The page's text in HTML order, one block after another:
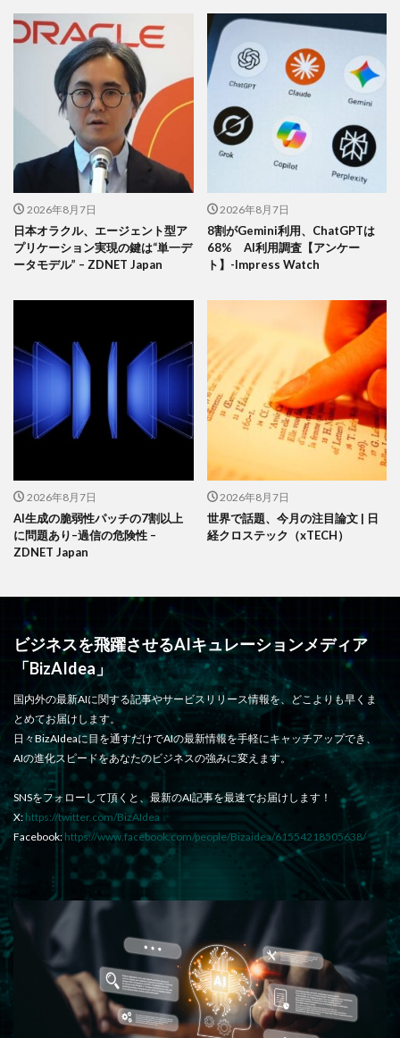
2026年8月7日
日本オラクル、エージェント型ア
プリケーション実現の鍵は“単一デ
ータモデル” – ZDNET Japan
2026年8月7日
8割がGemini利用、ChatGPTは
68% AI利用調査【アンケー
ト】-Impress Watch
2026年8月7日
AI生成の脆弱性パッチの7割以上
に問題あり–過信の危険性 –
ZDNET Japan
2026年8月7日
世界で話題、今月の注目論文 | 日
経クロステック（xTECH）
ビジネスを飛躍させるAIキュレーションメディア
「BizAIdea」
国内外の最新AIに関する記事やサービスリリース情報を、どこよりも早くま
とめてお届けします。
日々BizAIdeaに目を通すだけでAIの最新情報を手軽にキャッチアップでき、
AIの進化スピードをあなたのビジネスの強みに変えます。
SNSをフォローして頂くと、最新のAI記事を最速でお届けします！
X: https://twitter.com/BizAIdea
Facebook: https://www.facebook.com/people/Bizaidea/61554218505638/